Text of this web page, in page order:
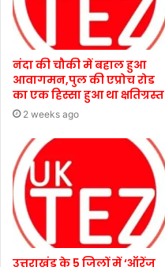
नंदा की चौकी में बहाल हुआ
आवागमन,पुल की एप्रोच रोड
का एक हिस्सा हुआ था क्षतिग्रस्त
2 weeks ago
उत्तराखंड के 5 जिलों में ‘ऑरेंज